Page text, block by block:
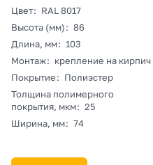
Цвет: RAL 8017
Высота (мм): 86
Длина, мм: 103
Монтаж: крепление на кирпич
Покрытие: Полиэстер
Толщина полимерного
покрытия, мкм: 25
Ширина, мм: 74